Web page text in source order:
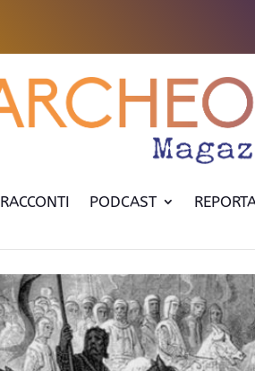
RACCONTI PODCAST